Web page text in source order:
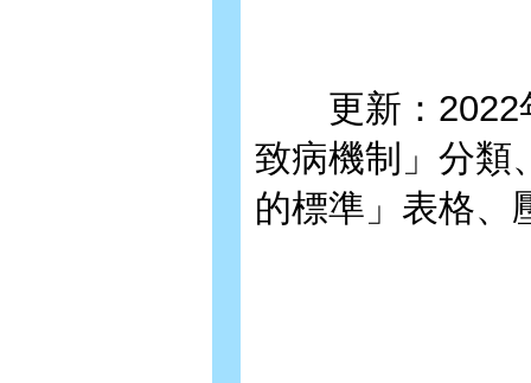
更新：2022
致病機制」分類
的標準」表格、